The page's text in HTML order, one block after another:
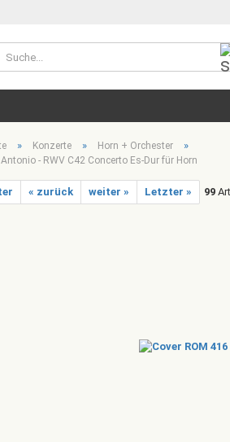
» Konzerte » Horn + Orchester »
- RWV C42 Concerto Es-Dur für Horn
« zurück weiter » Letzter » 99